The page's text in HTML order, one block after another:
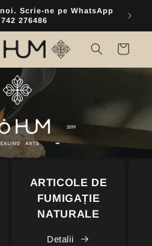
Scrie-ne pe WhatsApp
276486
Cart
ARTICOLE DE
FUMIGAȚIE
NATURALE
Detalii